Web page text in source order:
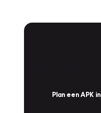
Plan een APK in